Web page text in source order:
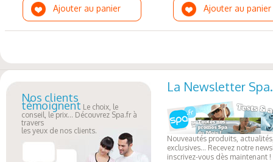
Ajouter au panier Ajouter au panier
Nos clients
témoignent Le choix, le
conseil, le prix... Découvrez Spa.fr à
travers
les yeux de nos clients.
La Newsletter
Nouveautés produits,
exclusives... Recevez notre
inscrivez-vous dès maintenant !